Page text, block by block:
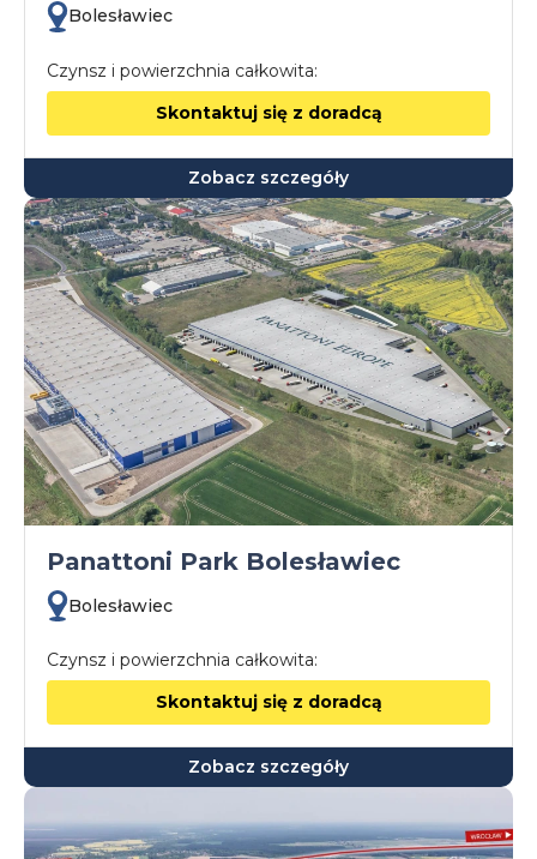
Bolesławiec
Czynsz i powierzchnia całkowita:
Skontaktuj się z doradcą
Zobacz szczegóły
Panattoni Park Bolesławiec
Bolesławiec
Czynsz i powierzchnia całkowita:
Skontaktuj się z doradcą
Zobacz szczegóły